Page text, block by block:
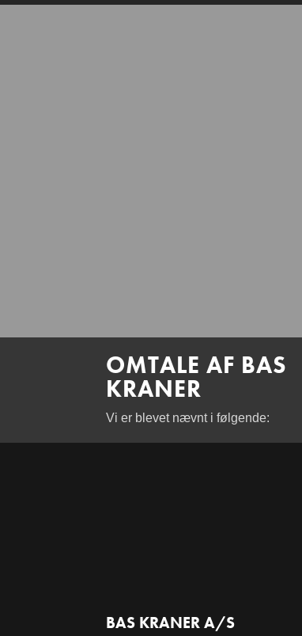
OMTALE AF BAS
KRANER
Vi er blevet nævnt i følgende:
BAS KRANER A/S